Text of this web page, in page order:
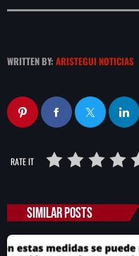
WRITTEN BY: ARISTEGUI NOTICIAS
RATE IT
SIMILAR POSTS